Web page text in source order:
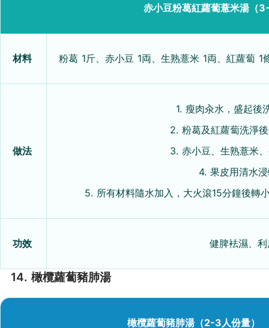
赤小豆粉葛紅蘿蔔薏米湯（
材料 粉葛 1斤、赤小豆 1両、生熟薏米 1両、紅蘿蔔
做法
1. 瘦肉汆水，盛起後
2. 粉葛及紅蘿蔔洗淨
3. 赤小豆、生熟薏米
4. 果皮用清水
5. 所有材料隨水加入，大火滾15分鐘後轉
功效 健脾袪濕、
14. 橄欖蘿蔔豬肺湯
橄欖蘿蔔豬肺湯（2-3人份量）